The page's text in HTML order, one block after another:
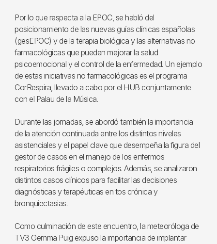
Por lo que respecta a la EPOC, se habló del
posicionamiento de las nuevas guías clínicas españolas
(gesEPOC) y de la terapia biológica y las alternativas no
farmacológicas que pueden mejorar la salud
psicoemocional y el control de la enfermedad. Un ejemplo
de estas iniciativas no farmacológicas es el programa
CorRespira, llevado a cabo por el HUB conjuntamente
con el Palau de la Música.
Durante las jornadas, se abordó también la importancia
de la atención continuada entre los distintos niveles
asistenciales y el papel clave que desempeña la figura del
gestor de casos en el manejo de los enfermos
respiratorios frágiles o complejos. Además, se analizaron
distintos casos clínicos para facilitar las decisiones
diagnósticas y terapéuticas en tos crónica y
bronquiectasias.
Como culminación de este encuentro, la meteoróloga de
TV3 Gemma Puig expuso la importancia de implantar